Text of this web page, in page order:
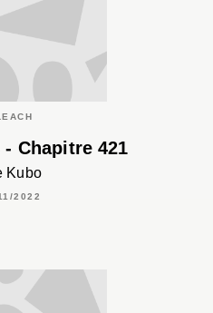
- Chapitre 421
Kubo
2022